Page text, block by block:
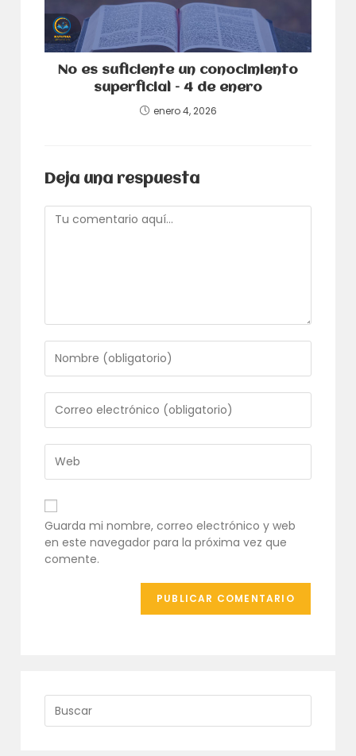
No es suficiente un conocimiento
superficial – 4 de enero
enero 4, 2026
Deja una respuesta
Comentario
tu
nombre
o
nombre
de
usuario
para
comentar
tu
dirección
de
correo
electrónico
para
comentar
URL
de
tu
web
(opcional)
Guarda mi nombre, correo electrónico y web
en este navegador para la próxima vez que
comente.